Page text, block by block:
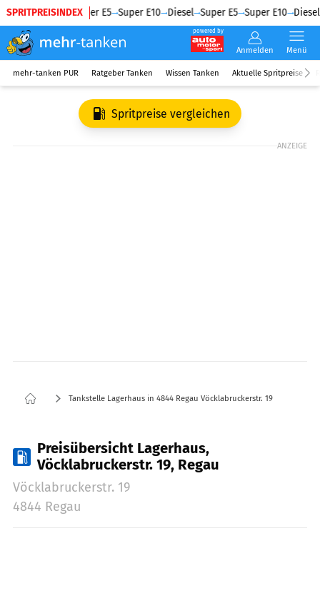
SPRITPREISINDEX
Diesel Super E5 Super E10 Diesel Super E5 Super E10 Diesel
powered by
Anmelden Menü
mehr-tanken PUR Ratgeber Tanken Wissen Tanken Aktuelle Spritpreise
Spritpreise vergleichen
ANZEIGE
Tankstelle Lagerhaus in 4844 Regau Vöcklabruckerstr. 19
Preisübersicht Lagerhaus,
Vöcklabruckerstr. 19, Regau
Vöcklabruckerstr. 19
4844 Regau